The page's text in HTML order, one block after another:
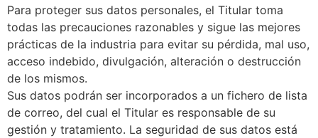
Para proteger sus datos personales, el Titular toma
todas las precauciones razonables y sigue las mejores
prácticas de la industria para evitar su pérdida, mal uso,
acceso indebido, divulgación, alteración o destrucción
de los mismos.
Sus datos podrán ser incorporados a un fichero de lista
de correo, del cual el Titular es responsable de su
gestión y tratamiento. La seguridad de sus datos está